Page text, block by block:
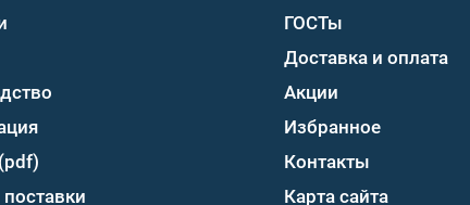
ГОСТы
Доставка и оплата
Акции
Избранное
Контакты
Карта сайта